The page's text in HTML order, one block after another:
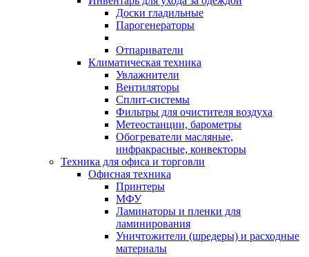
Доски гладильные
Парогенераторы
Отпариватели
Климатическая техника
Увлажнители
Вентиляторы
Сплит-системы
Фильтры для очистителя воздуха
Метеостанции, барометры
Обогреватели масляные,
инфракрасные, конвекторы
Техника для офиса и торговли
Офисная техника
Принтеры
МФУ
Ламинаторы и пленки для
ламинирования
Уничтожители (шредеры) и расходные
материалы